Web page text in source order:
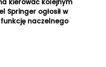
kierować kolejnym
Springer ogłosił w
funkcję naczelnego